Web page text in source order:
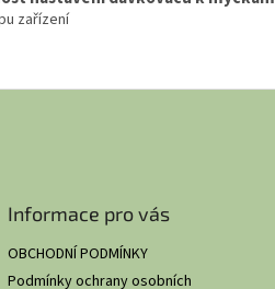
zařízení
Informace pro vás
OBCHODNÍ PODMÍNKY
Podmínky ochrany osobních